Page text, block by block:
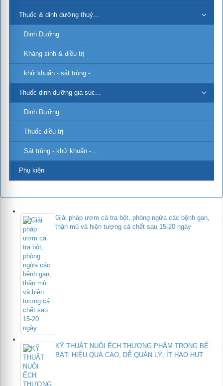
Thuốc & dinh dưỡng thuỷ...
Dinh Dưỡng
Kháng sinh & điều trị
khử khuẩn - sát trùng -...
Thuốc dinh dưỡng gia súc...
Dinh Dưỡng
Thuốc điều trị
Sát trùng - khử khuẩn -...
Phụ kiện
Giải pháp ươm cá tra bột, phòng ngừa các bệnh gan,
thận mủ và hiện tượng cá chết sau 15-20 ngày
KỸ THUẬT NUÔI ẾCH THƯƠNG PHẨM TRONG BỂ
BẠT: HIỆU QUẢ CAO, DỄ QUẢN LÝ, ÍT HAO HỤT